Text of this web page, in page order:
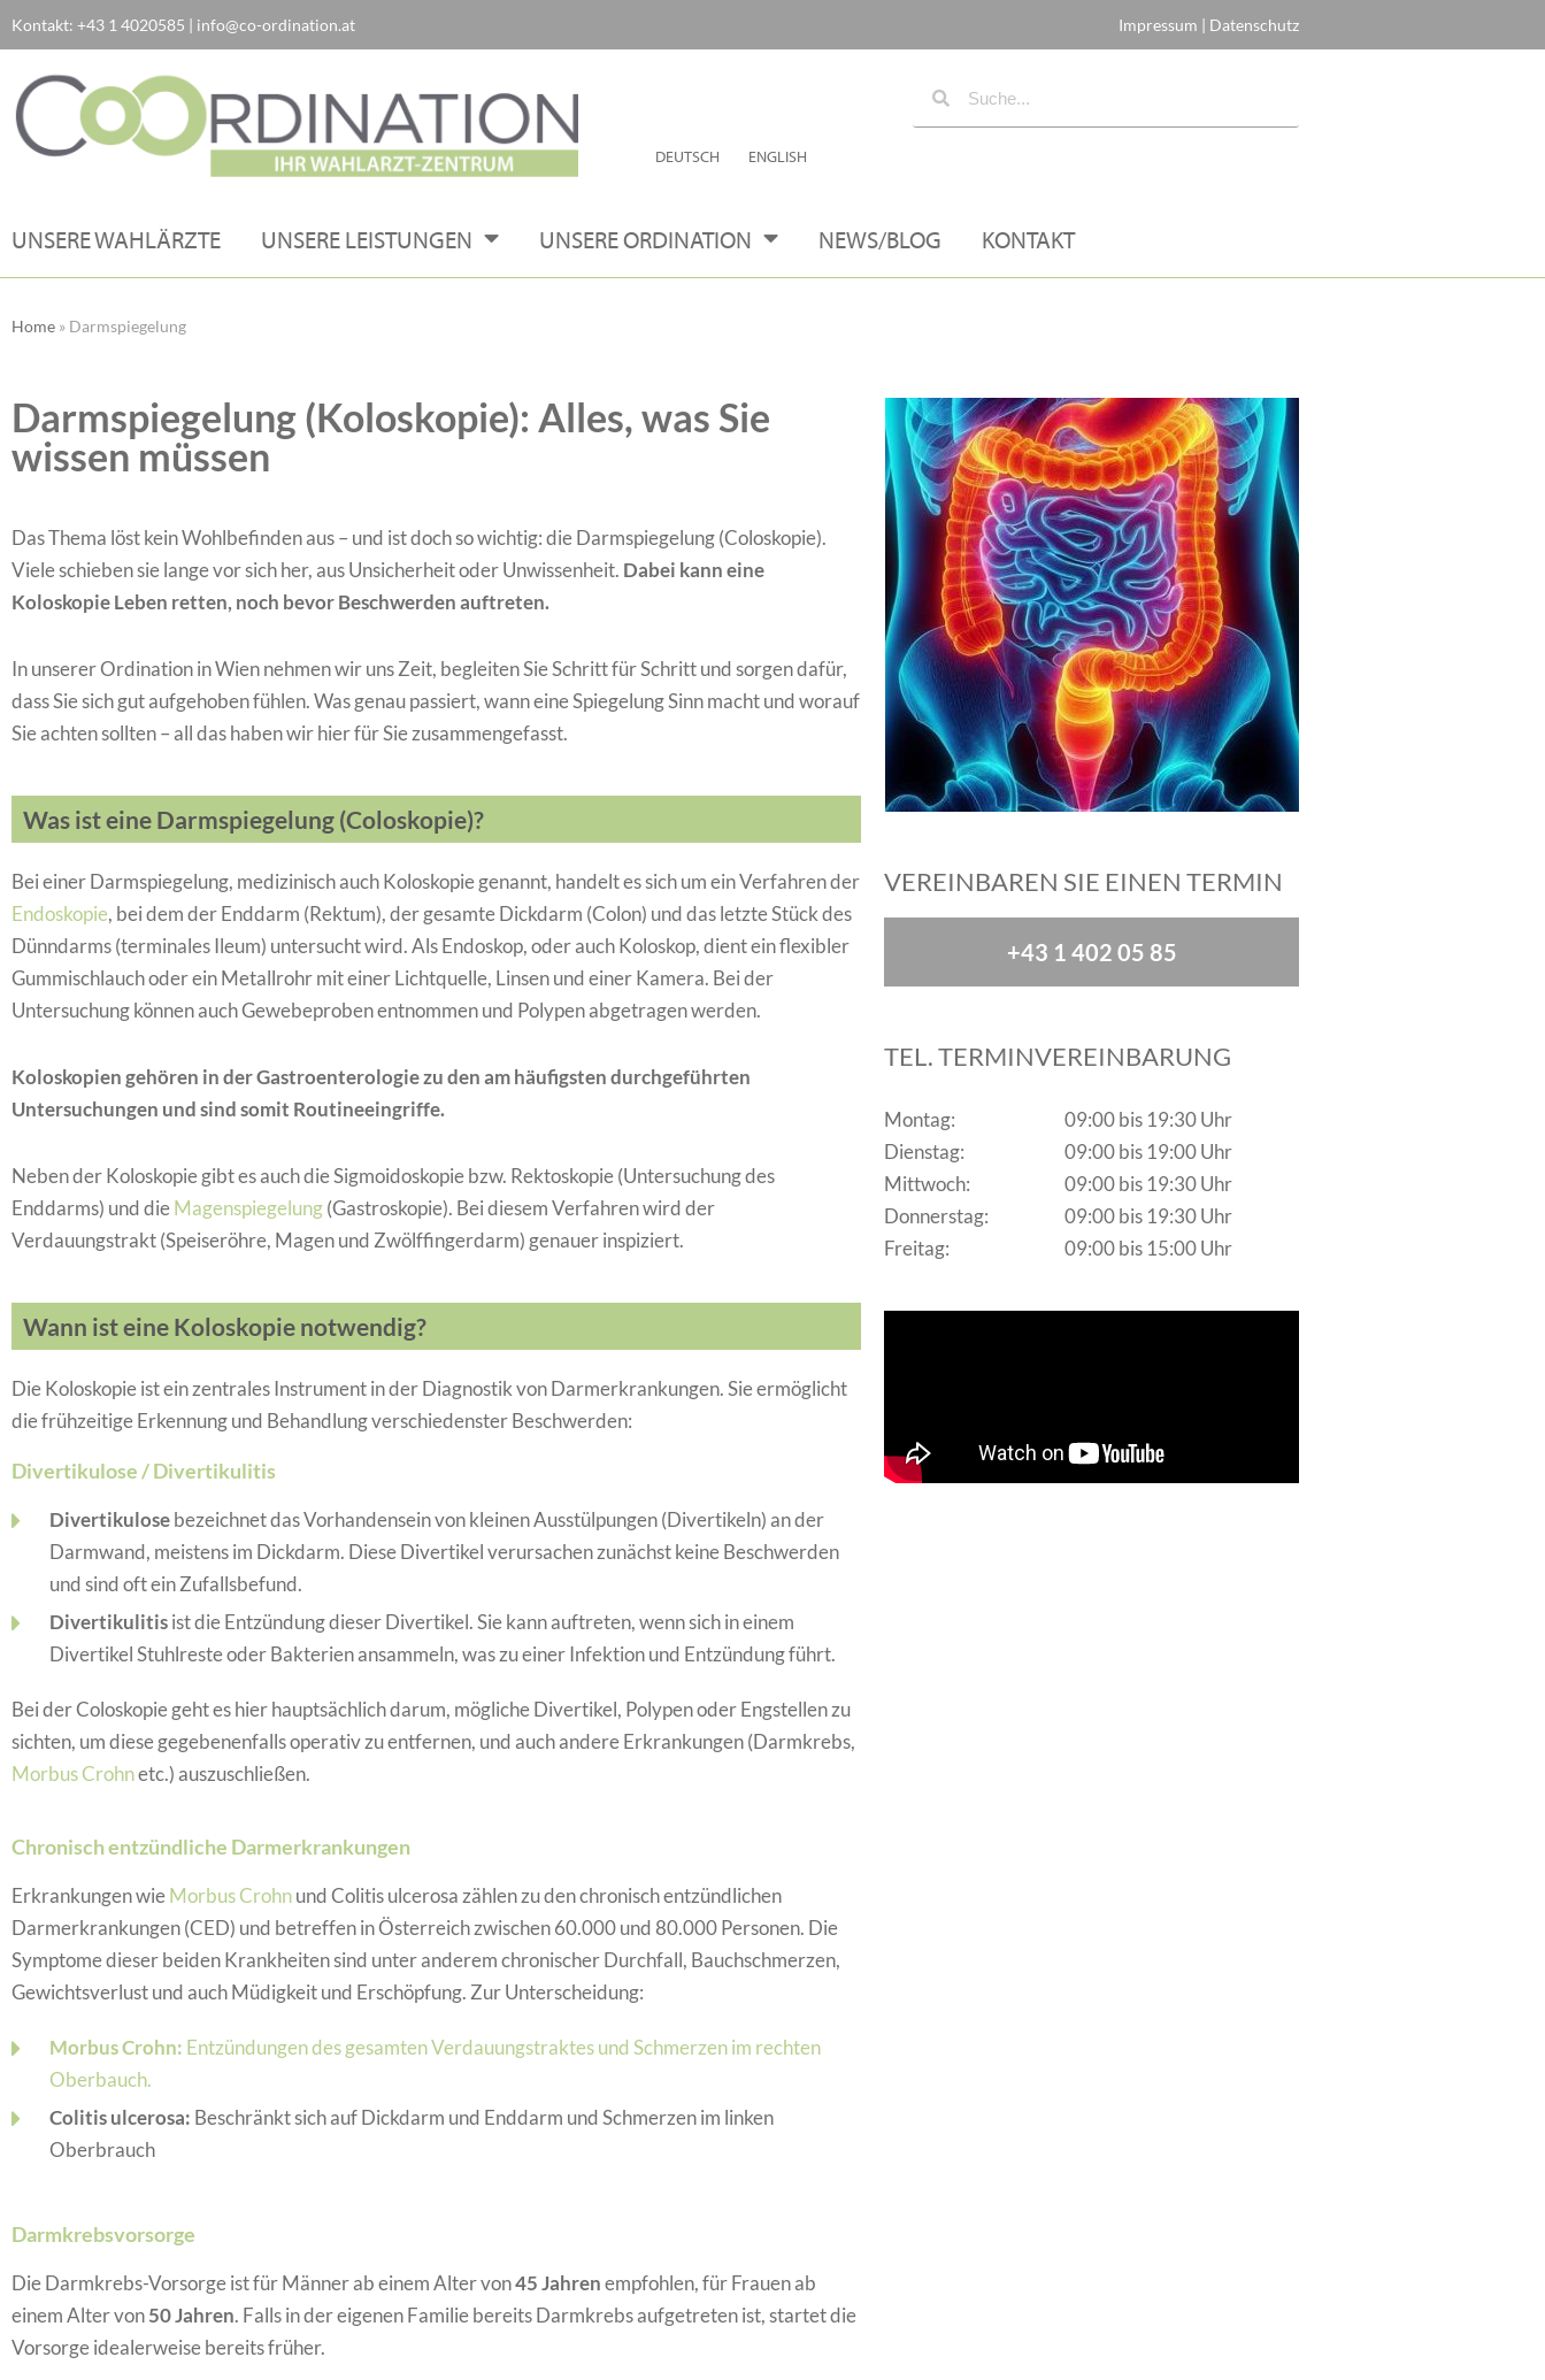
Inhalt
springen
Kontakt: +43 1 4020585 | info@co-ordination.at Impressum | Datenschutz
DEUTSCH ENGLISH
UNSERE WAHLÄRZTE UNSERE LEISTUNGEN UNSERE ORDINATION NEWS/BLOG KONTAKT
Home » Darmspiegelung
Darmspiegelung (Koloskopie): Alles, was Sie
wissen müssen
Das Thema löst kein Wohlbefinden aus – und ist doch so wichtig: die Darmspiegelung (Coloskopie).
Viele schieben sie lange vor sich her, aus Unsicherheit oder Unwissenheit. Dabei kann eine
Koloskopie Leben retten, noch bevor Beschwerden auftreten.
In unserer Ordination in Wien nehmen wir uns Zeit, begleiten Sie Schritt für Schritt und sorgen dafür,
dass Sie sich gut aufgehoben fühlen. Was genau passiert, wann eine Spiegelung Sinn macht und worauf
Sie achten sollten – all das haben wir hier für Sie zusammengefasst.
Was ist eine Darmspiegelung (Coloskopie)?
Bei einer Darmspiegelung, medizinisch auch Koloskopie genannt, handelt es sich um ein Verfahren der
Endoskopie, bei dem der Enddarm (Rektum), der gesamte Dickdarm (Colon) und das letzte Stück des
Dünndarms (terminales Ileum) untersucht wird. Als Endoskop, oder auch Koloskop, dient ein flexibler
Gummischlauch oder ein Metallrohr mit einer Lichtquelle, Linsen und einer Kamera. Bei der
Untersuchung können auch Gewebeproben entnommen und Polypen abgetragen werden.
Koloskopien gehören in der Gastroenterologie zu den am häufigsten durchgeführten
Untersuchungen und sind somit Routineeingriffe.
Neben der Koloskopie gibt es auch die Sigmoidoskopie bzw. Rektoskopie (Untersuchung des
Enddarms) und dieMagenspiegelung(Gastroskopie). Bei diesem Verfahren wird der
Verdauungstrakt (Speiseröhre, Magen und Zwölffingerdarm) genauer inspiziert.
Wann ist eine Koloskopie notwendig?
Die Koloskopie ist ein zentrales Instrument in der Diagnostik von Darmerkrankungen. Sie ermöglicht
die frühzeitige Erkennung und Behandlung verschiedenster Beschwerden:
Divertikulose / Divertikulitis
Divertikulosebezeichnet das Vorhandensein von kleinen Ausstülpungen (Divertikeln) an der
Darmwand, meistens im Dickdarm. Diese Divertikel verursachen zunächst keine Beschwerden
und sind oft ein Zufallsbefund.
Divertikulitisist die Entzündung dieser Divertikel. Sie kann auftreten, wenn sich in einem
Divertikel Stuhlreste oder Bakterien ansammeln, was zu einer Infektion und Entzündung führt.
Bei der Coloskopie geht es hier hauptsächlich darum, mögliche Divertikel, Polypen oder Engstellen zu
sichten, um diese gegebenenfalls operativ zu entfernen, und auch andere Erkrankungen (Darmkrebs,
Morbus Crohnetc.) auszuschließen.
Chronisch entzündliche Darmerkrankungen
Erkrankungen wieMorbus Crohnund Colitis ulcerosa zählen zu den chronisch entzündlichen
Darmerkrankungen (CED) und betreffen in Österreich zwischen 60.000 und 80.000 Personen. Die
Symptome dieser beiden Krankheiten sind unter anderem chronischer Durchfall, Bauchschmerzen,
Gewichtsverlust und auch Müdigkeit und Erschöpfung. Zur Unterscheidung:
Morbus Crohn: Entzündungen des gesamten Verdauungstraktes und Schmerzen im rechten
Oberbauch.
Colitis ulcerosa: Beschränkt sich auf Dickdarm und Enddarm und Schmerzen im linken
Oberbrauch
Darmkrebsvorsorge
Die Darmkrebs-Vorsorge ist für Männer ab einem Alter von45 Jahrenempfohlen, für Frauen ab
einem Alter von50 Jahren. Falls in der eigenen Familie bereits Darmkrebs aufgetreten ist, startet die
Vorsorge idealerweise bereits früher.
VEREINBAREN SIE EINEN TERMIN
+43 1 402 05 85
TEL. TERMINVEREINBARUNG
Montag:
Dienstag:
Mittwoch:
Donnerstag:
Freitag:
09:00 bis 19:30 Uhr
09:00 bis 19:00 Uhr
09:00 bis 19:30 Uhr
09:00 bis 19:30 Uhr
09:00 bis 15:00 Uhr